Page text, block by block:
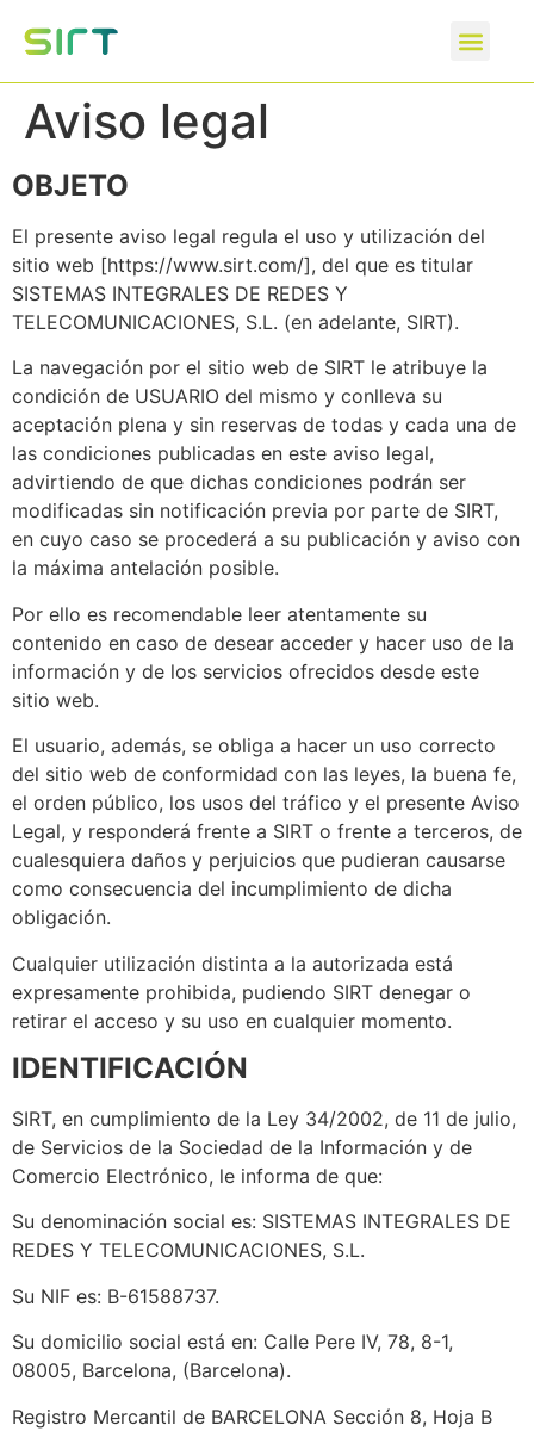
Aviso legal
OBJETO
El presente aviso legal regula el uso y utilización del
sitio web [https://www.sirt.com/], del que es titular
SISTEMAS INTEGRALES DE REDES Y
TELECOMUNICACIONES, S.L. (en adelante, SIRT).
La navegación por el sitio web de SIRT le atribuye la
condición de USUARIO del mismo y conlleva su
aceptación plena y sin reservas de todas y cada una de
las condiciones publicadas en este aviso legal,
advirtiendo de que dichas condiciones podrán ser
modificadas sin notificación previa por parte de SIRT,
en cuyo caso se procederá a su publicación y aviso con
la máxima antelación posible.
Por ello es recomendable leer atentamente su
contenido en caso de desear acceder y hacer uso de la
información y de los servicios ofrecidos desde este
sitio web.
El usuario, además, se obliga a hacer un uso correcto
del sitio web de conformidad con las leyes, la buena fe,
el orden público, los usos del tráfico y el presente Aviso
Legal, y responderá frente a SIRT o frente a terceros, de
cualesquiera daños y perjuicios que pudieran causarse
como consecuencia del incumplimiento de dicha
obligación.
Cualquier utilización distinta a la autorizada está
expresamente prohibida, pudiendo SIRT denegar o
retirar el acceso y su uso en cualquier momento.
IDENTIFICACIÓN
SIRT, en cumplimiento de la Ley 34/2002, de 11 de julio,
de Servicios de la Sociedad de la Información y de
Comercio Electrónico, le informa de que:
Su denominación social es: SISTEMAS INTEGRALES DE
REDES Y TELECOMUNICACIONES, S.L.
Su NIF es: B-61588737.
Su domicilio social está en: Calle Pere IV, 78, 8-1,
08005, Barcelona, (Barcelona).
Registro Mercantil de BARCELONA Sección 8, Hoja B